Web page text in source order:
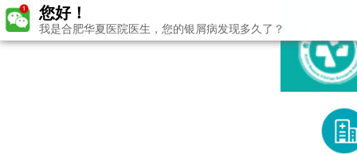
您好！
我是合肥华夏医院医生，您的银屑病发现多久了？